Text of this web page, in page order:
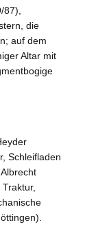
die
auf dem
Altar mit
Schleifladen
).